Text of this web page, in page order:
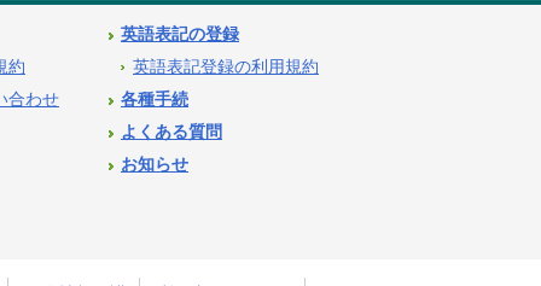
約
合わせ
英語表記の登録
英語表記登録の利用規約
各種手続
よくある質問
お知らせ